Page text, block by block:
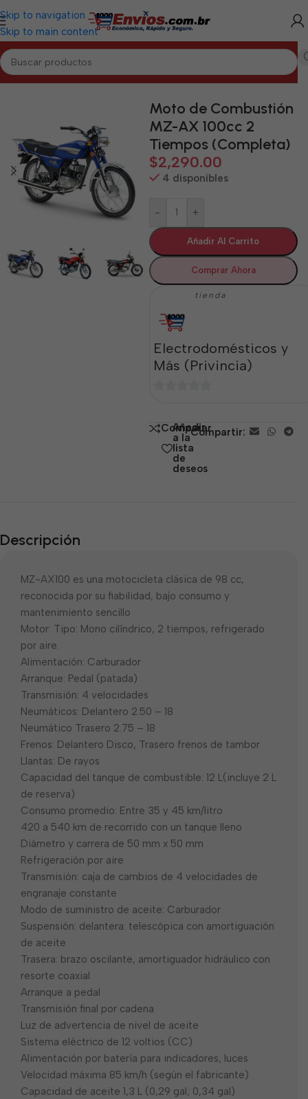
Skip to navigation
Skip to main content
Inicio/CAMAGÜEY/Motos de Combustión Camagüey
Moto de Combustión
MZ-AX 100cc 2
Tiempos (Completa)
$2,290.00
4 disponibles
- +
Añadir Al Carrito
Comprar Ahora
tienda
Electrodomésticos y
Más (Privincia)
5 Comparar
Añadir
a la
lista
de
deseos
Compartir:
Descripción
MZ-AX100 es una motocicleta clásica de 98 cc,
reconocida por su fiabilidad, bajo consumo y
mantenimiento sencillo
Motor: Tipo: Mono cilíndrico, 2 tiempos, refrigerado
por aire.
Alimentación: Carburador
Arranque: Pedal (patada)
Transmisión: 4 velocidades
Neumáticos: Delantero 2.50 – 18
Neumático Trasero 2.75 – 18
Frenos: Delantero Disco, Trasero frenos de tambor
Llantas: De rayos
Capacidad del tanque de combustible: 12 L(incluye 2 L
de reserva)
Consumo promedio: Entre 35 y 45 km/litro
420 a 540 km de recorrido con un tanque lleno
Diámetro y carrera de 50 mm x 50 mm
Refrigeración por aire
Transmisión: caja de cambios de 4 velocidades de
engranaje constante
Modo de suministro de aceite: Carburador
Suspensión: delantera: telescópica con amortiguación
de aceite
Trasera: brazo oscilante, amortiguador hidráulico con
resorte coaxial
Arranque a pedal
Transmisión final por cadena
Luz de advertencia de nivel de aceite
Sistema eléctrico de 12 voltios (CC)
Alimentación por batería para indicadores, luces
Velocidad máxima 85 km/h (según el fabricante)
Capacidad de aceite 1,3 L (0,29 gal; 0,34 gal)